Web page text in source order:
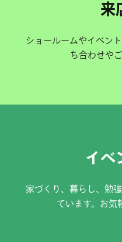
来
ショールームやイベン
ち合わせや
イベ
家づくり、暮らし、勉
ています。お気